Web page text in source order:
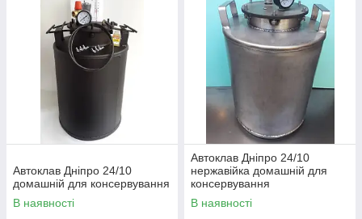
Автоклав Дніпро 24/10
домашній для консервування
В наявності
Автоклав Дніпро 24/10
нержавійка домашній для
консервування
В наявності